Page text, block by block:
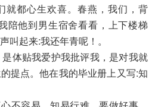
就都心生欢喜。春燕，我们，背
陪他到男生宿舍看看，上下楼梯
叫起来:我还年青呢！。
体贴我爱护我批评我，是对我就
提点。他在我的毕业册上又写:知